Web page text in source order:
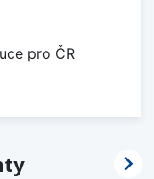
pro ČR
